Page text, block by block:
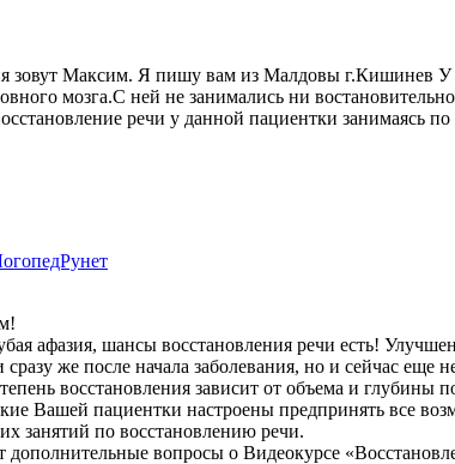
зовут Максим. Я пишу вам из Малдовы г.Кишинев У
мозга.С ней не занимались ни
речи у данной пациентки занимаясь
афазия, шансы восстановления речи есть!
же после начала заболевания, но и сейчас еще
восстановления зависит от объема и глубины
Вашей пациентки настроены предпринять все
занятий по восстановлению речи.
дополнительные вопросы о Видеокурсе